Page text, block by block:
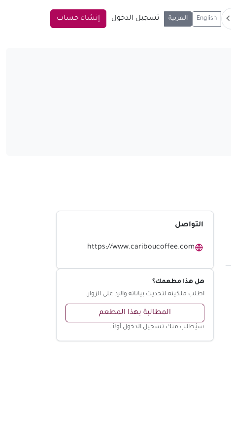
English العربية تسجيل الدخول إنشاء حساب
التواصل
https://www.cariboucoffee.com
هل هذا مطعمك؟
اطلب ملكيته لتحديث بياناته والرد على الزوار.
المطالبة بهذا المطعم
سيُطلب منك تسجيل الدخول أولاً.